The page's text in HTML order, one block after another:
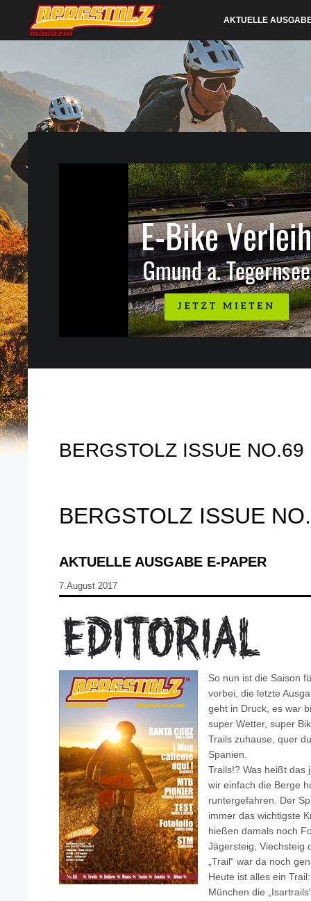
AKTUELLE
BERGSTOLZ ISSUE NO.69
BERGSTOLZ ISSUE
AKTUELLE AUSGABE E-PAPER
7.August 2017
So nun ist die Saison
vorbei, die letzte
geht in Druck, es war
super Wetter, super
Trails zuhause, quer
Spanien.
Trails!? Was heißt das
wir einfach die Berge
runtergefahren. Der
immer das wichtigste
hießen damals noch
Jägersteig, Viechsteig
„Trail“ war da noch
Heute ist alles ein
München die